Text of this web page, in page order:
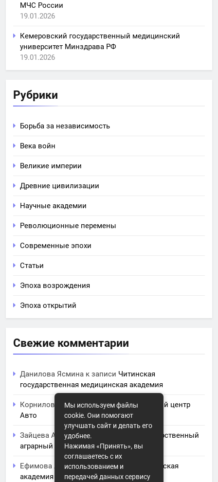
МЧС России
19.01.2026
Кемеровский государственный медицинский
университет Минздрава РФ
19.01.2026
Рубрики
Борьба за независимость
Века войн
Великие империи
Древние цивилизации
Научные академии
Революционные перемены
Современные эпохи
Статьи
Эпоха возрождения
Эпоха открытий
Свежие комментарии
Данилова Ясмина к записи Читинская
государственная медицинская академия
Корнилова Анитак записиЧПОУ Учебный центр
Авто
Зайцева Аринак записи
Курский государственный
аграрный университет им. И.И. Иванова
Ефимова Лидияк записиСеверо-Кавказская
академия управления
Мы используем файлы
cookie. Они помогают
улучшать сайт и делать его
удобнее.
Нажимая «Принять», вы
соглашаетесь с их
использованием и
передачей данных сервису